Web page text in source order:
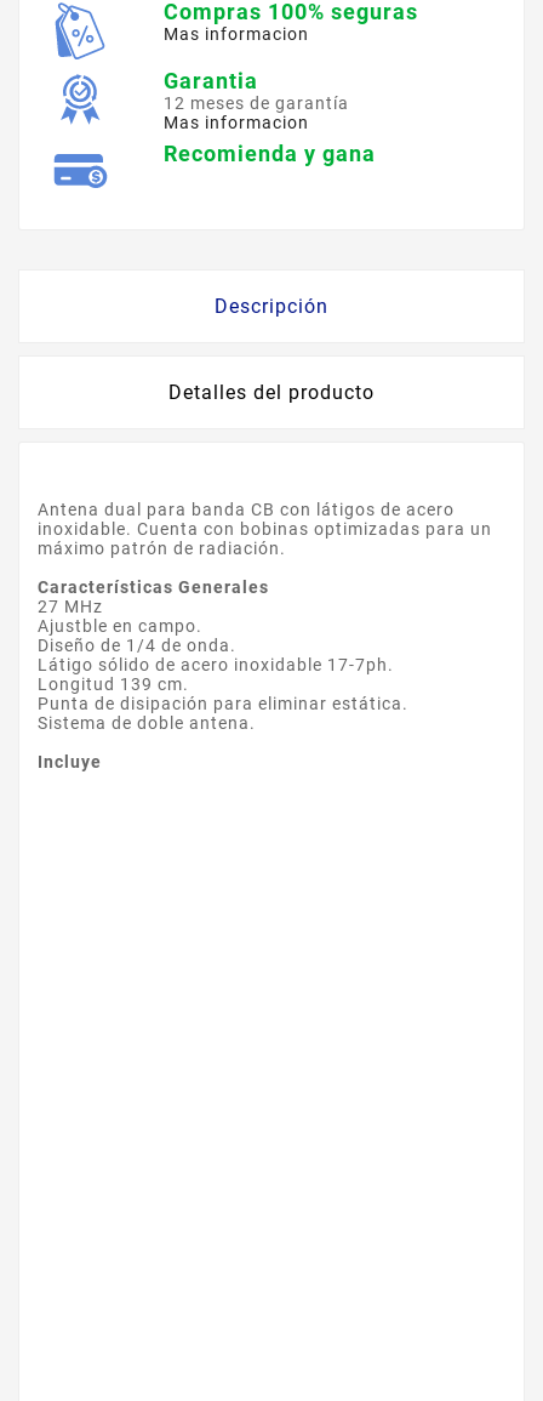
Compras 100% seguras
Mas informacion
Garantia
12 meses de garantía
Mas informacion
Recomienda y gana
Descripción
Detalles del producto
Antena dual para banda CB con látigos de acero
inoxidable. Cuenta con bobinas optimizadas para un
máximo patrón de radiación.
Características Generales
27 MHz
Ajustble en campo.
Diseño de 1/4 de onda.
Látigo sólido de acero inoxidable 17-7ph.
Longitud 139 cm.
Punta de disipación para eliminar estática.
Sistema de doble antena.
Incluye